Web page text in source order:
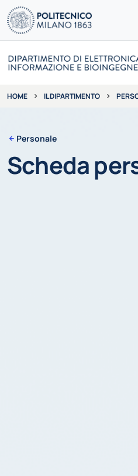
HOME IL DIPARTIMENTO
Personale
Scheda